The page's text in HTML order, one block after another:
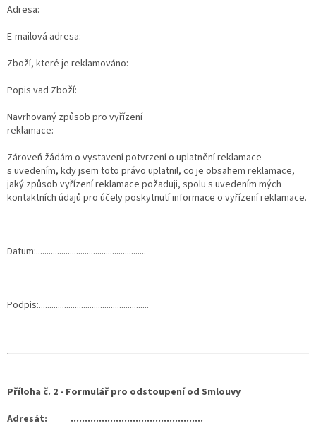
Adresa:
E-mailová adresa:
Zboží, které je reklamováno:
Popis vad Zboží:
Navrhovaný způsob pro vyřízení
reklamace:
Zároveň žádám o vystavení potvrzení o uplatnění reklamace
s uvedením, kdy jsem toto právo uplatnil, co je obsahem reklamace,
jaký způsob vyřízení reklamace požaduji, spolu s uvedením mých
kontaktních údajů pro účely poskytnutí informace o vyřízení reklamace.
Datum:....................................................
Podpis:....................................................
Příloha č. 2 - Formulář pro odstoupení od Smlouvy
Adresát: ...............................................